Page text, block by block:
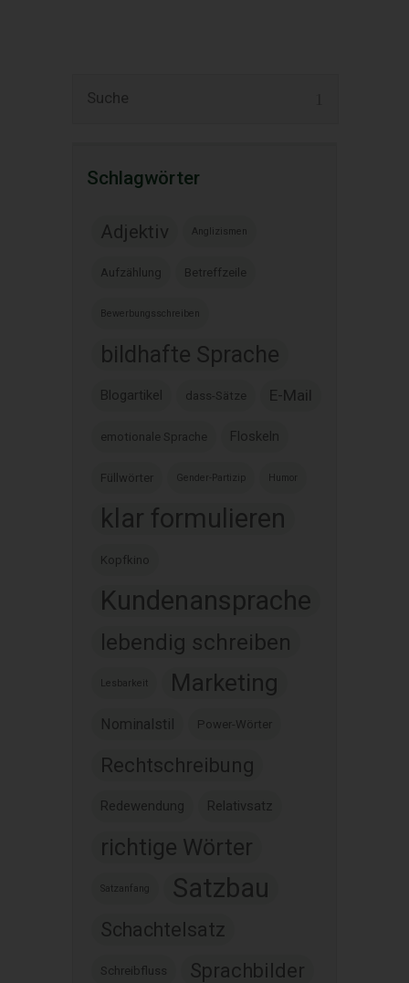
Schlagwörter
Adjektiv Anglizismen
Aufzählung Betreffzeile
Bewerbungsschreiben
bildhafte Sprache
Blogartikel dass-Sätze E-Mail
emotionale Sprache Floskeln
Füllwörter Gender-Partizip Humor
klar formulieren
Kopfkino
Kundenansprache
lebendig schreiben
Lesbarkeit Marketing
Nominalstil Power-Wörter
Rechtschreibung
Redewendung Relativsatz
richtige Wörter
Satzanfang Satzbau
Schachtelsatz
Schreibfluss Sprachbilder